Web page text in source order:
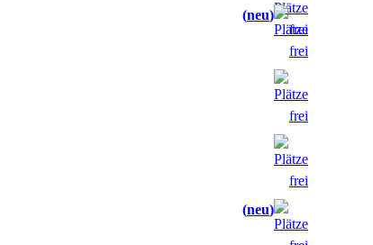
neu
neu